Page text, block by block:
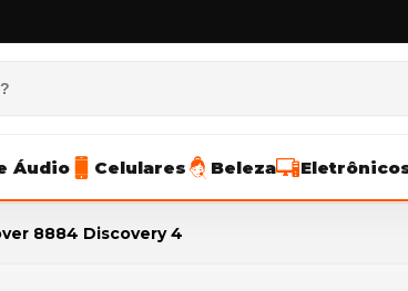
Áudio Celulares Beleza
8884 Discovery 4